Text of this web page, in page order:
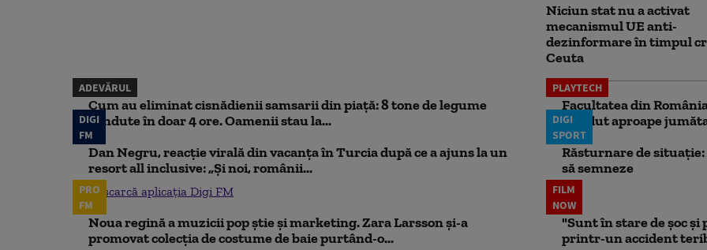
Niciun stat nu a activat
mecanismul UE anti-
dezinformare în timpul
Ceuta
ADEVĂRUL
Cum au eliminat cisnădienii samsarii din piață: 8 tone de legume
vândute în doar 4 ore. Oamenii stau la...
PLAYTECH
Facultatea din
pierdut aproape
DIGI
FM
Dan Negru, reacție virală din vacanța în Turcia după ce a ajuns la un
resort all inclusive: „Și noi, românii...
Descarcă aplicația Digi FM
DIGI
SPORT
Răsturnare de situație:
să semneze
PRO
FM
Noua regină a muzicii pop știe și marketing. Zara Larsson și-a
promovat colecția de costume de baie purtând-o...
FILM
NOW
"Sunt în stare de șoc
printr-un accident